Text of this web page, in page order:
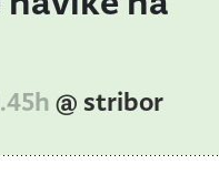
@ stribor